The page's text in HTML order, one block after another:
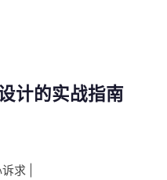
计的实战指南
求 |